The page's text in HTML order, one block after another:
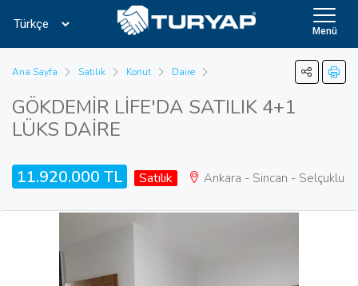
Menü
Ana Sayfa Satılık Konut Daire
GÖKDEMİR LİFE'DA SATILIK 4+1
LÜKS DAİRE
11.920.000 TL Satılık Ankara - Sincan - Selçuklu